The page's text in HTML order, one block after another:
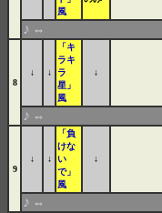
風
♪ ⇔
8
↓ ↓
「キ
ラキ
ラ
星」
風
↓
♪ ⇔
9
↓ ↓
「負
けな
い
で」
風
↓
♪ ⇔